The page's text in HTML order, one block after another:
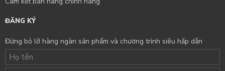
ĐĂNG KÝ
Đừng bỏ lỡ hàng ngàn sản phẩm và chương trình siêu hấp dẫn